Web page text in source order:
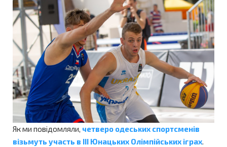
Як ми повідомляли, четверо одеських спортсменів
візьмуть участь в ІІІ Юнацьких Олімпійських іграх.